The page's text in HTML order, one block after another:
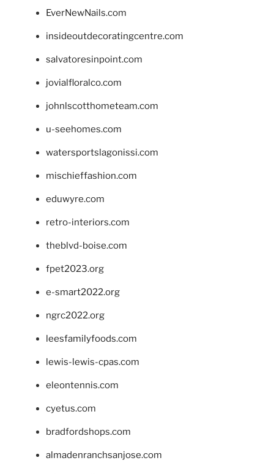
EverNewNails.com
insideoutdecoratingcentre.com
salvatoresinpoint.com
jovialfloralco.com
johnlscotthometeam.com
u-seehomes.com
watersportslagonissi.com
mischieffashion.com
eduwyre.com
retro-interiors.com
theblvd-boise.com
fpet2023.org
e-smart2022.org
ngrc2022.org
leesfamilyfoods.com
lewis-lewis-cpas.com
eleontennis.com
cyetus.com
bradfordshops.com
almadenranchsanjose.com